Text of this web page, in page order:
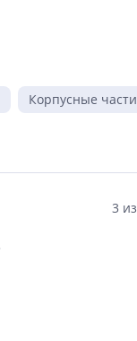
Корпусные части
3 из